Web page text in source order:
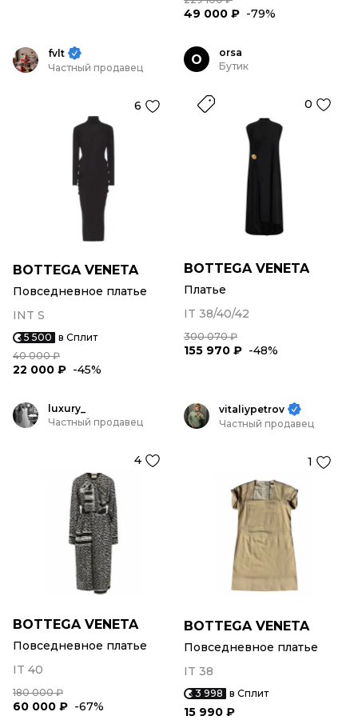
49 000 ₽ -79%
fvlt
Частный продавец
6
BOTTEGA VENETA
Повседневное платье
INT S
5 500 в Сплит
40 000 ₽
22 000 ₽ -45%
O
orsa
Бутик
0
BOTTEGA VENETA
Платье
IT 38/40/42
300 070 ₽
155 970 ₽ -48%
luxury_
Частный продавец
4
BOTTEGA VENETA
Повседневное платье
IT 40
180 000 ₽
60 000 ₽ -67%
vitaliypetrov
Частный продавец
1
BOTTEGA VENETA
Повседневное платье
IT 38
3 998 в Сплит
15 990 ₽